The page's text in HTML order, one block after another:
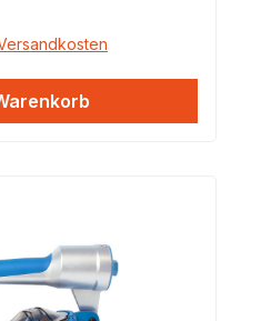
unermüdlich an
-
Holzfassaden-
Saunabau-
mit der
LignoLoc® Gerät
LignoLoc®, den